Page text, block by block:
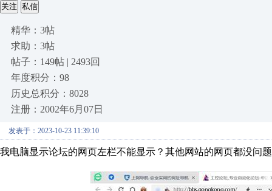
关注 私信
精华：3帖
求助：3帖
帖子：149帖 | 2493回
年度积分：98
历史总积分：8028
注册：2002年6月07日
发表于：2023-10-23 11:39:10
我电脑显示论坛的网页左栏不能显示？其他网站的网页都没问